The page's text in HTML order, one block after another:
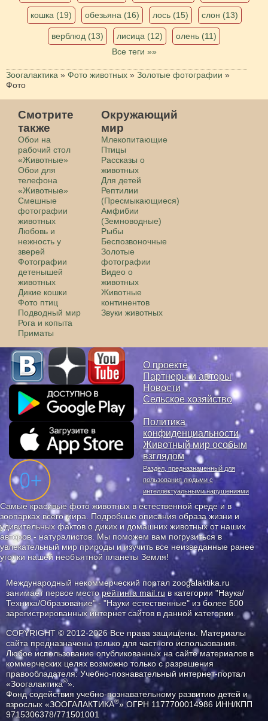
кошка (19) обезьяна (16) лось (15) слон (13)
верблюд (13) лисица (12)
олень (11)
Все теги »»
Зоогалактика » Фото животных » Золотые фотографии »
Фото
Смотрите
также
Обои на
рабочий стол
«Животные»
Обои для
телефона
«Животные»
Смешные
фотографии
животных
Любовь и
нежность у
зверей
Фотографии
детенышей
животных
Дикие кошки
Фото птиц
Подводный мир
Рога и копыта
Приматы
Окружающий
мир
Млекопитающие
Птицы
Рассказы о
животных
Для детей
Рептилии
(Пресмыкающиеся)
Амфибии
(Земноводные)
Рыбы
Беспозвоночные
Золотые
фотографии
Видео о
животных
Животные
континентов
Звуки животных
О проекте
Партнеры и авторы
Новости
Сельское хозяйство
Политика
конфиденциальности
Животный мир особым
взглядом
Раздел, предназначенный для
пользования людьми с
интеллектуальными нарушениями
Самые красивые фото животных в естественной среде и в
зоопарках всего мира. Подробные описания образа жизни и
удивительных фактов о диких и домашних животных от наших
авторов - натуралистов. Мы поможем вам погрузиться в
увлекательный мир природы и изучить все неизведанные ранее
уголки нашей необъятной планеты Земля!
Международный некоммерческий портал zoogalaktika.ru
занимает первое месторейтинга mail.ru в категории "Наука/
Техника/Образование" - "Науки естественные" из более 500
зарегистрированных интернет сайтов в данной категории.
COPYRIGHT © 2012-2026 Все права защищены. Материалы
сайта предназначены только для частного использования.
Любое использование опубликованных на сайте материалов в
коммерческих целях возможно только с разрешения
правообладателя: Учебно-познавательный интернет-портал
«Зоогалактика®».
Фонд содействия учебно-познавательному развитию детей и
взрослых «ЗООГАЛАКТИКА®» ОГРН 1177700014986 ИНН/КПП
9715306378/771501001